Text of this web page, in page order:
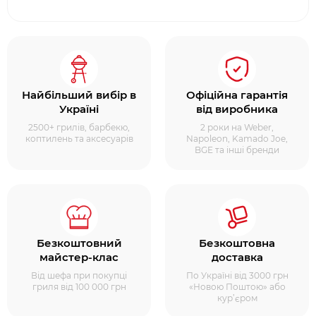
Найбільший вибір в
Україні
2500+ грилів, барбекю,
коптилень та аксесуарів
Офіційна гарантія
від виробника
2 роки на Weber,
Napoleon, Kamado Joe,
BGE та інші бренди
Безкоштовний
майстер-клас
Від шефа при покупці
гриля від 100 000 грн
Безкоштовна
доставка
По Україні від 3000 грн
«Новою Поштою» або
кур’єром